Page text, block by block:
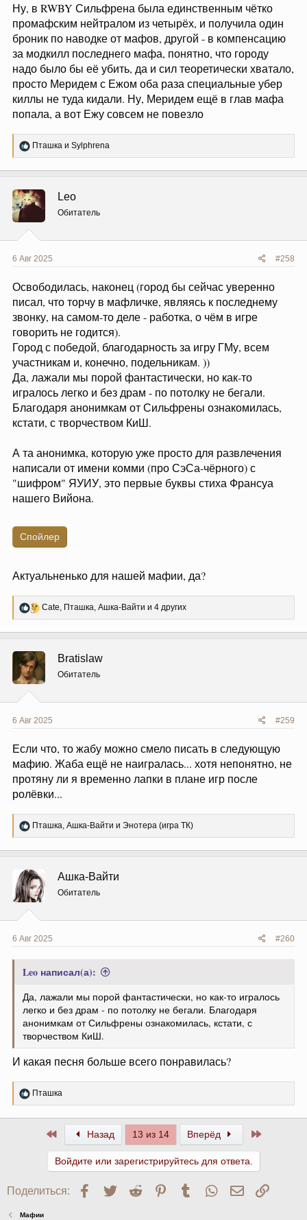
Ну, в RWBY Сильфрена была единственным чётко
промафским нейтралом из четырёх, и получила один
броник по наводке от мафов, другой - в компенсацию
за модкилл последнего мафа, понятно, что городу
надо было бы её убить, да и сил теоретически хватало,
просто Меридем с Ежом оба раза специальные убер
киллы не туда кидали. Ну, Меридем ещё в глав мафа
попала, а вот Ежу совсем не повезло
Р
е
ц
и
:
Пташка и Sylphrena
Leo
Обитатель
6 Авг 2025 #258
Освободилась, наконец (город бы сейчас уверенно
писал, что торчу в мафличке, являясь к последнему
звонку, на самом-то деле - работка, о чём в игре
говорить не годится).
Город с победой, благодарность за игру ГМу, всем
участникам и, конечно, подельникам. ))
Да, лажали мы порой фантастически, но как-то
игралось легко и без драм - по потолку не бегали.
Благодаря анонимкам от Сильфрены ознакомилась,
кстати, с творчеством КиШ.
А та анонимка, которую уже просто для развлечения
написали от имени комми (про СэСа-чёрного) с
"шифром" ЯУИУ, это первые буквы стиха Франсуа
нашего Вийона.
Спойлер
Актуальненько для нашей мафии, да?
Р
е
ц
и
и
:
Cate, Пташка, Ашка-Вайти и 4 других
Bratislaw
Обитатель
6 Авг 2025 #259
Если что, то жабу можно смело писать в следующую
мафию. Жаба ещё не наигралась... хотя непонятно, не
протяну ли я временно лапки в плане игр после
ролёвки...
Р
е
ц
и
и
:
Пташка, Ашка-Вайти и Энотера (игра ТК)
Ашка-Вайти
Обитатель
6 Авг 2025 #260
Leo написал(а):
Да, лажали мы порой фантастически, но как-то игралось
легко и без драм - по потолку не бегали. Благодаря
анонимкам от Сильфрены ознакомилась, кстати, с
творчеством КиШ.
И какая песня больше всего понравилась?
Р
е
Пташка
ПервыйНазад 13 из 14 Вперёд
Войдите или зарегистрируйтесь для ответа.
Поделиться: Facebook
Twitter Reddit PinterestTumblr WhatsApp
Мафии